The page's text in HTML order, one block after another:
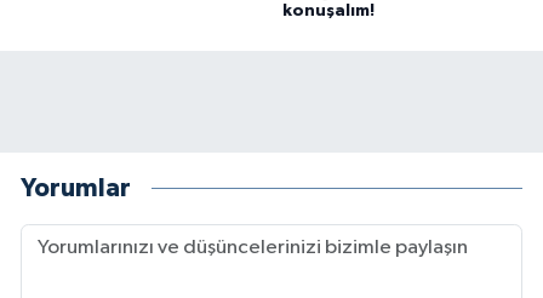
konuşalım!
Yorumlar